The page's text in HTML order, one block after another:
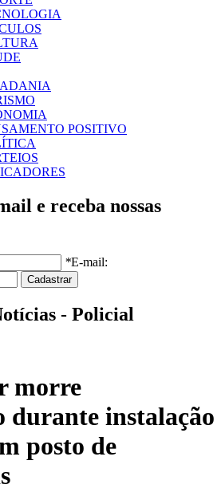
POSITIVO
e receba nossas
*E-mail:
- Policial
morre
durante instalação
posto de